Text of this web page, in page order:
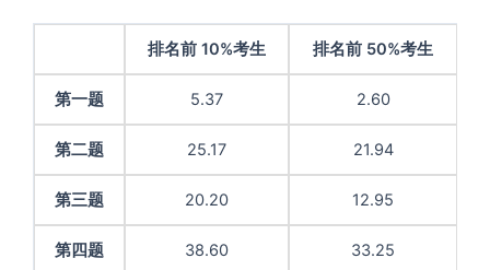
排名前 10%考生 排名前 50%考生
第一题 5.37 2.60
第二题 25.17 21.94
第三题 20.20 12.95
第四题 38.60 33.25